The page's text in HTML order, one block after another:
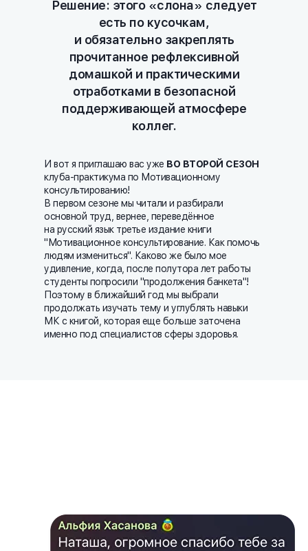
Решение: этого «слона» следует
есть по кусочкам,
и обязательно закреплять
прочитанное рефлексивной
домашкой и практическими
отработками в безопасной
поддерживающей атмосфере
коллег.
И вот я приглашаю вас уже ВО ВТОРОЙ СЕЗОН
клуба-практикума по Мотивационному
консультированию!
В первом сезоне мы читали и разбирали
основной труд, вернее, переведённое
на русский язык третье издание книги
"Мотивационное консультирование. Как помочь
людям измениться". Каково же было мое
удивление, когда, после полутора лет работы
студенты попросили "продолжения банкета"!
Поэтому в ближайший год мы выбрали
продолжать изучать тему и углублять навыки
МК с книгой, которая еще больше заточена
именно под специалистов сферы здоровья.